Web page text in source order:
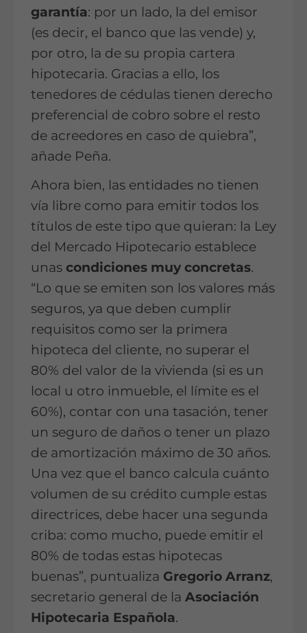
garantía: por un lado, la del emisor
(es decir, el banco que las vende) y,
por otro, la de su propia cartera
hipotecaria. Gracias a ello, los
tenedores de cédulas tienen derecho
preferencial de cobro sobre el resto
de acreedores en caso de quiebra”,
añade Peña.
Ahora bien, las entidades no tienen
vía libre como para emitir todos los
títulos de este tipo que quieran: la Ley
del Mercado Hipotecario establece
unas condiciones muy concretas.
“Lo que se emiten son los valores más
seguros, ya que deben cumplir
requisitos como ser la primera
hipoteca del cliente, no superar el
80% del valor de la vivienda (si es un
local u otro inmueble, el límite es el
60%), contar con una tasación, tener
un seguro de daños o tener un plazo
de amortización máximo de 30 años.
Una vez que el banco calcula cuánto
volumen de su crédito cumple estas
directrices, debe hacer una segunda
criba: como mucho, puede emitir el
80% de todas estas hipotecas
buenas”, puntualiza Gregorio Arranz,
secretario general de la Asociación
Hipotecaria Española.